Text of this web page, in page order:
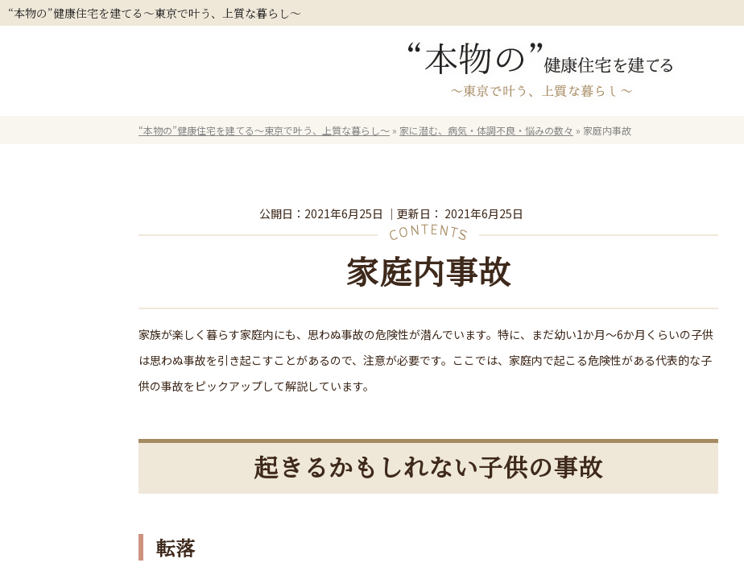
“本物の”健康住宅を建てる～東京で叶う、上質な暮らし～
“本物の”健康住宅を建てる～東京で叶う、上質な暮らし～ » 家に潜む、病気・体調不良・悩みの数々 » 家庭内事故
公開日： 2021年6月25日 ｜更新日： 2021年6月25日
家庭内事故
家族が楽しく暮らす家庭内にも、思わぬ事故の危険性が潜んでいます。特に、まだ幼い1か月～6か月くらいの子供
は思わぬ事故を引き起こすことがあるので、注意が必要です。ここでは、家庭内で起こる危険性がある代表的な子
供の事故をピックアップして解説しています。
起きるかもしれない子供の事故
転落